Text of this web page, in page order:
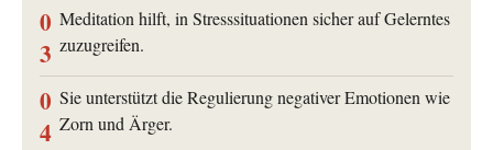
0
3
Meditation hilft, in Stresssituationen sicher auf Gelerntes
zuzugreifen.
0
4
Sie unterstützt die Regulierung negativer Emotionen wie
Zorn und Ärger.